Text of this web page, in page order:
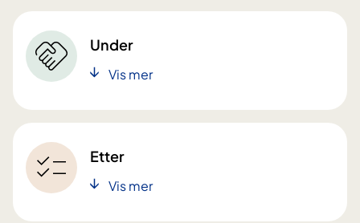
Under
Vis mer
Etter
Vis mer